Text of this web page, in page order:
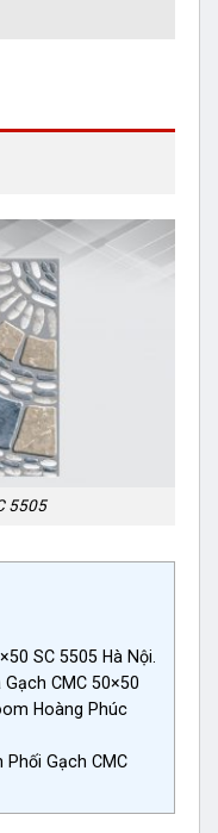
5505
SC 5505 Hà Nội.
CMC 50×50
Hoàng Phúc
Phối Gạch CMC